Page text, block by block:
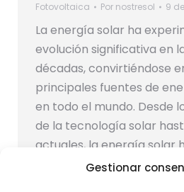
Gestionar
Fotovoltaica Por nostresol 9
La energía solar ha
evolución significativa en
décadas, convirtiéndose
principales fuentes de
en todo el mundo. Desde
de la tecnología solar
actuales, la energía solar
experimentado un gran